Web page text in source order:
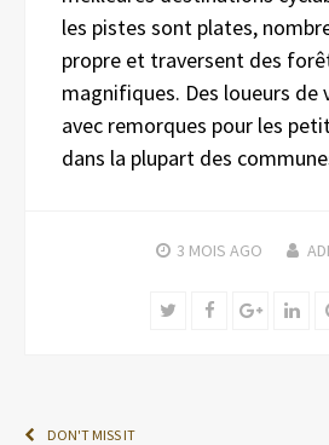
les pistes sont plates,
propre et traversent des
magnifiques. Des loueurs de
avec remorques pour les
dans la plupart des
3 MOIS AGO
TwitterFacebookGoogle+
DON'T MISS IT